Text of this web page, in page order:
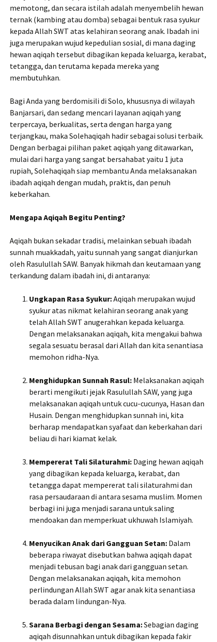
memotong, dan secara istilah adalah menyembelih hewan
ternak (kambing atau domba) sebagai bentuk rasa syukur
kepada Allah SWT atas kelahiran seorang anak. Ibadah ini
juga merupakan wujud kepedulian sosial, di mana daging
hewan aqiqah tersebut dibagikan kepada keluarga, kerabat,
tetangga, dan terutama kepada mereka yang
membutuhkan.
Bagi Anda yang berdomisili di Solo, khususnya di wilayah
Banjarsari, dan sedang mencari layanan aqiqah yang
terpercaya, berkualitas, serta dengan harga yang
terjangkau, maka Solehaqiqah hadir sebagai solusi terbaik.
Dengan berbagai pilihan paket aqiqah yang ditawarkan,
mulai dari harga yang sangat bersahabat yaitu 1 juta
rupiah, Solehaqiqah siap membantu Anda melaksanakan
ibadah aqiqah dengan mudah, praktis, dan penuh
keberkahan.
Mengapa Aqiqah Begitu Penting?
Aqiqah bukan sekadar tradisi, melainkan sebuah ibadah
sunnah muakkadah, yaitu sunnah yang sangat dianjurkan
oleh Rasulullah SAW. Banyak hikmah dan keutamaan yang
terkandung dalam ibadah ini, di antaranya:
Ungkapan Rasa Syukur:Aqiqah merupakan wujud
syukur atas nikmat kelahiran seorang anak yang
telah Allah SWT anugerahkan kepada keluarga.
Dengan melaksanakan aqiqah, kita mengakui bahwa
segala sesuatu berasal dari Allah dan kita senantiasa
memohon ridha-Nya.
Menghidupkan Sunnah Rasul: Melaksanakan aqiqah
berarti mengikuti jejak Rasulullah SAW, yang juga
melaksanakan aqiqah untuk cucu-cucunya, Hasan dan
Husain. Dengan menghidupkan sunnah ini, kita
berharap mendapatkan syafaat dan keberkahan dari
beliau di hari kiamat kelak.
Mempererat Tali Silaturahmi: Daging hewan aqiqah
yang dibagikan kepada keluarga, kerabat, dan
tetangga dapat mempererat tali silaturahmi dan
rasa persaudaraan di antara sesama muslim. Momen
berbagi ini juga menjadi sarana untuk saling
mendoakan dan memperkuat ukhuwah Islamiyah.
Menyucikan Anak dari Gangguan Setan: Dalam
beberapa riwayat disebutkan bahwa aqiqah dapat
menjadi tebusan bagi anak dari gangguan setan.
Dengan melaksanakan aqiqah, kita memohon
perlindungan Allah SWT agar anak kita senantiasa
berada dalam lindungan-Nya.
Sarana Berbagi dengan Sesama:Sebagian daging
aqiqah disunnahkan untuk dibagikan kepada fakir